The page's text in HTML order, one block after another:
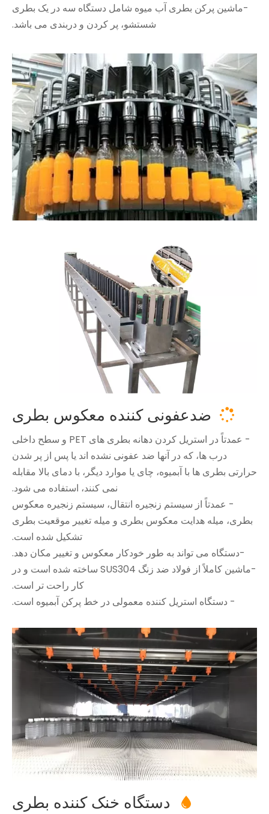
-ماشین پرکن بطری آب میوه شامل دستگاه سه در یک بطری
شستشو، پر کردن و دربندی می باشد.
 ضدعفونی کننده معکوس بطری
- عمدتاً در استریل کردن دهانه بطری های PET و سطح داخلی
درب ها، که در آنها ضد عفونی نشده اند یا پس از پر شدن
حرارتی بطری ها با آبمیوه، چای یا موارد دیگر، با دمای بالا مقابله
نمی کنند، استفاده می شود.
- عمدتاً از سیستم زنجیره انتقال، سیستم زنجیره معکوس
بطری، میله هدایت معکوس بطری و میله تغییر موقعیت بطری
تشکیل شده است.
-دستگاه می تواند به طور خودکار معکوس و تغییر مکان دهد.
-ماشین کاملاً از فولاد ضد زنگ SUS304 ساخته شده است و در
کار راحت تر است.
- دستگاه استریل کننده معمولی در خط پرکن آبمیوه است.
 دستگاه خنک کننده بطری